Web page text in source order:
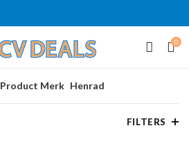
0
Product Merk Henrad
FILTERS